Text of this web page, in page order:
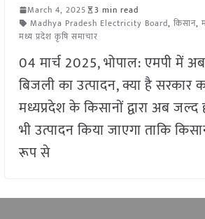
March 4, 2025
3 min read
Madhya Pradesh Electricity Board, किसान,
मध्य प्रदेश कृषि समाचार
04 मार्च 2025, भोपाल: एमपी में
बिजली का उत्पादन, क्या है सरकार
मध्यप्रदेश के किसानों द्वारा अब
भी उत्पादन किया जाएगा ताकि
रूप से